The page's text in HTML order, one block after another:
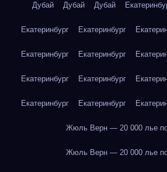
Дубай Дубай Дубай
Екатеринбург Екатеринбург
Екатеринбург Екатеринбург
Екатеринбург Екатеринбург
Екатеринбург Екатеринбург
Жюль Верн — 20 000 лье
Жюль Верн — 20 000 лье